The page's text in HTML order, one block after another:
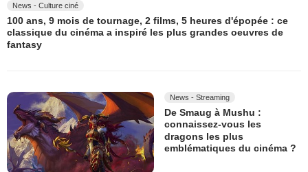
News - Culture ciné
100 ans, 9 mois de tournage, 2 films, 5 heures d'épopée : ce
classique du cinéma a inspiré les plus grandes oeuvres de
fantasy
News - Streaming
De Smaug à Mushu :
connaissez-vous les
dragons les plus
emblématiques du cinéma ?